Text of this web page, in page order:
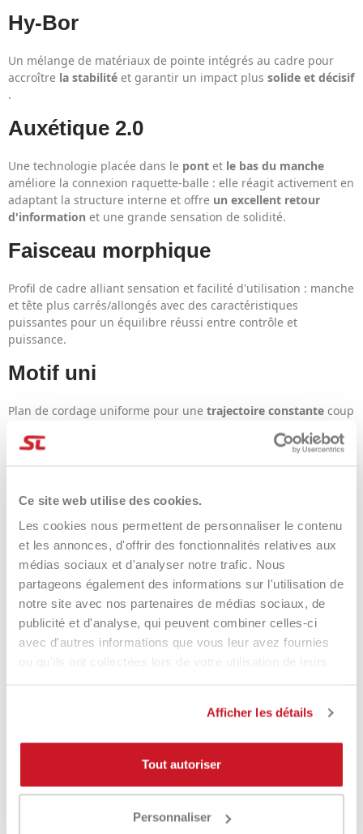
Ce site web utilise des cookies.
Les cookies nous permettent de personnaliser le contenu
et les annonces, d'offrir des fonctionnalités relatives aux
médias sociaux et d'analyser notre trafic. Nous
partageons également des informations sur l'utilisation de
notre site avec nos partenaires de médias sociaux, de
publicité et d'analyse, qui peuvent combiner celles-ci
avec d'autres informations que vous leur avez fournies
ou qu'ils ont collectées lors de votre utilisation de leurs
Afficher les détails
Tout autoriser
Personnaliser
Hy-Bor
Un mélange de matériaux de pointe intégrés au cadre pour
accroître la stabilité et garantir un impact plus solide et décisif
.
Auxétique 2.0
Une technologie placée dans le pont et le bas du manche
améliore la connexion raquette-balle : elle réagit activement en
adaptant la structure interne et offre un excellent retour
d'information et une grande sensation de solidité.
Faisceau morphique
Profil de cadre alliant sensation et facilité d'utilisation : manche
et tête plus carrés/allongés avec des caractéristiques
puissantes pour un équilibre réussi entre contrôle et
puissance.
Motif uni
Plan de cordage uniforme pour une trajectoire constante coup
Perforation directionnelle combinant une puissance accrue et
douce.
Œillets de puissance
Œillets élargis pour optimiser le mouvement des cordes et
augmenter la puissance lors des accélérations.
Graphène à l'intérieur
améliorer la stabilité et optimiser le transfert d'énergie à la
À qui s'adresse le HEAD
Boom MP 2026 ?